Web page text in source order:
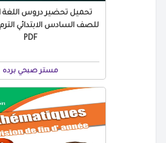
تحميل تحضير دروس اللغة
PDF
مستر صبحي برده